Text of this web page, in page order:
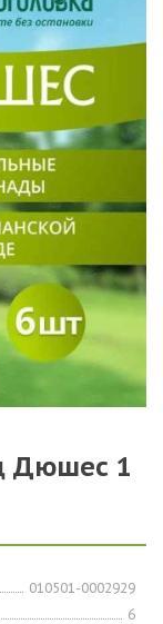
Дюшес 1
010501-0002929
6